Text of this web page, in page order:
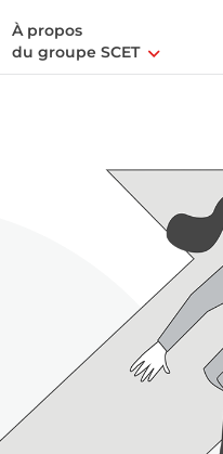
À propos
du groupe SCET